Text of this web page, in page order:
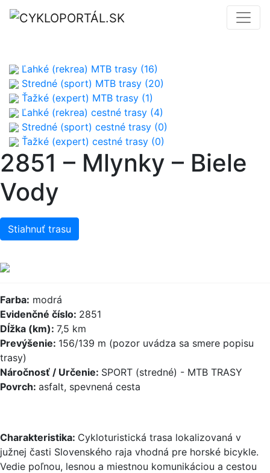
Ľahké (rekrea) MTB trasy (16)
Stredné (sport) MTB trasy (20)
Ťažké (expert) MTB trasy (1)
Ľahké (rekrea) cestné trasy (4)
Stredné (sport) cestné trasy (0)
Ťažké (expert) cestné trasy (0)
2851 – Mlynky – Biele
Vody
Stiahnuť trasu
Farba: modrá
Evidenčné číslo: 2851
Dĺžka (km): 7,5 km
Prevýšenie: 156/139 m (pozor uvádza sa smere popisu
trasy)
Náročnosť / Určenie: SPORT (stredné) - MTB TRASY
Povrch: asfalt, spevnená cesta
Charakteristika: Cykloturistická trasa lokalizovaná v
južnej časti Slovenského raja vhodná pre horské bicykle.
Vedie poľnou, lesnou a miestnou komunikáciou a cestou